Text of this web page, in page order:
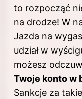
to rozpocząć
na drodze! W
Jazda na
udział w
możesz
Twoje konto w
Sankcje za